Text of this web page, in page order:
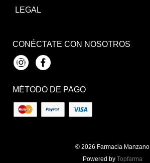
LEGAL
CONÉCTATE CON NOSOTROS
InstagramFacebook
MÉTODO DE PAGO
© 2026 Farmacia Manzano
Powered by Topfarma